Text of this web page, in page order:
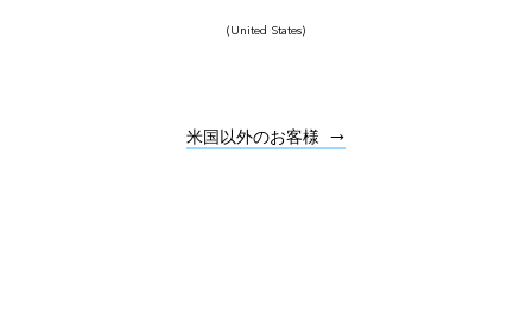
(United States)
米国以外のお客様